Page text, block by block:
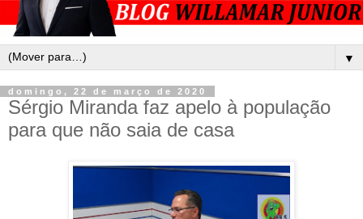
▼
domingo, 22 de março de 2020
Sérgio Miranda faz apelo à população
para que não saia de casa